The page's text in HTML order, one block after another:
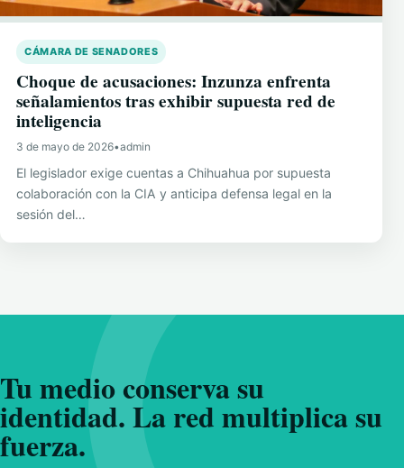
CÁMARA DE SENADORES
Choque de acusaciones: Inzunza enfrenta
señalamientos tras exhibir supuesta red de
inteligencia
3 de mayo de 2026•admin
El legislador exige cuentas a Chihuahua por supuesta
colaboración con la CIA y anticipa defensa legal en la
sesión del…
Tu medio conserva su
identidad. La red multiplica su
fuerza.